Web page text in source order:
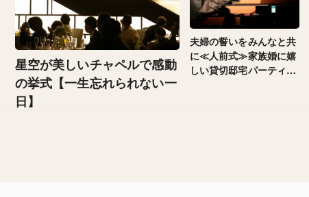
星空が美しいチャペルで感動
の挙式【一生忘れられない一
日】
夫婦の誓いをみんなと共
に≪人前式≫家族婚に嬉
しい貸切邸宅パーティー